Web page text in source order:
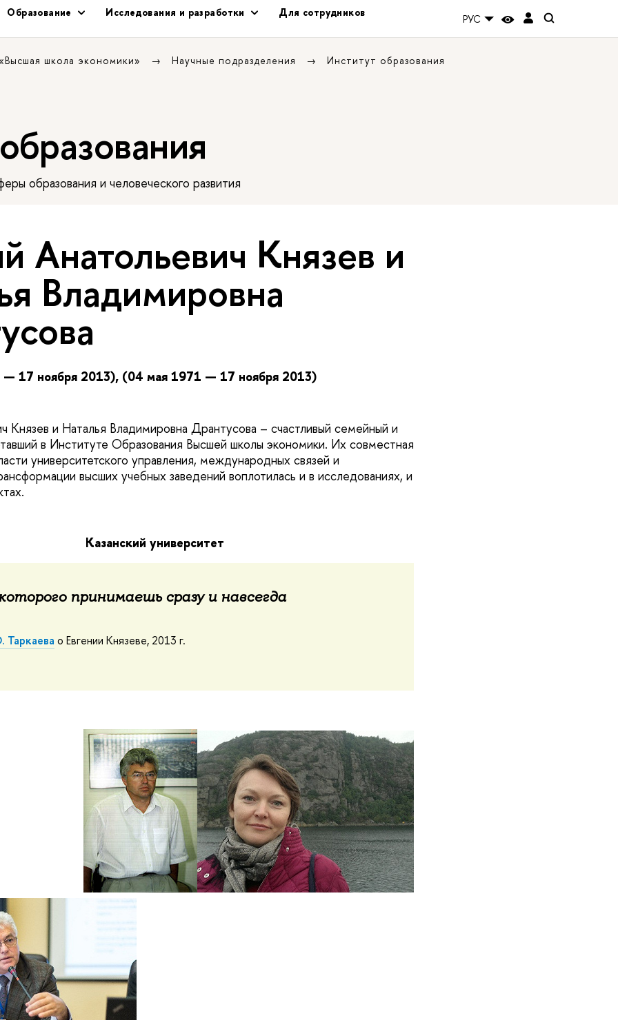
Образование Исследования и разработки Для сотрудников РУС
школа экономики» Научные подразделения Институт образования
образования и человеческого развития
Анатольевич Князев и
Владимировна
17 ноября 2013), (04 мая 1971 — 17 ноября 2013)
Князев и Наталья Владимировна Дрантусова – счастливый семейный и
в Институте Образования Высшей школы экономики. Их совместная
университетского управления, международных связей и
высших учебных заведений воплотилась и в исследованиях, и
Казанский университет
принимаешь сразу и навсегда
Таркаева о Евгении Князеве, 2013 г.